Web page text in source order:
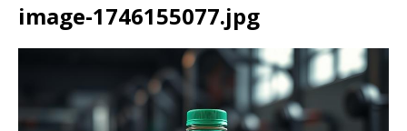
image-1746155077.jpg